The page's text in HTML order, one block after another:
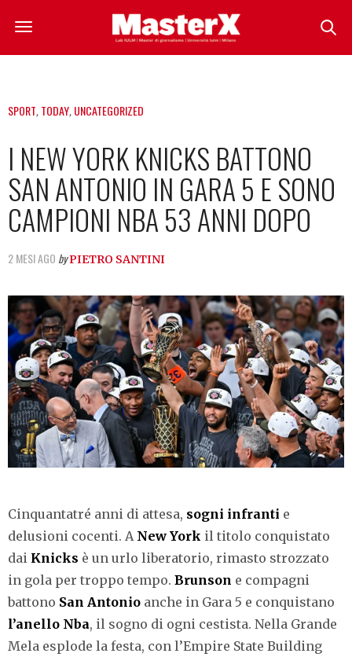
SPORT,TODAY,UNCATEGORIZED
I NEW YORK KNICKS BATTONO
SAN ANTONIO IN GARA 5 E SONO
CAMPIONI NBA 53 ANNI DOPO
2 MESI AGO byPIETRO SANTINI
Cinquantatré anni di attesa, sogni infranti e
delusioni cocenti. A New York il titolo conquistato
dai Knicks è un urlo liberatorio, rimasto strozzato
in gola per troppo tempo. Brunson e compagni
battono San Antonio anche in Gara 5 e conquistano
l’anello Nba, il sogno di ogni cestista. Nella Grande
Mela esplode la festa, con l’Empire State Building